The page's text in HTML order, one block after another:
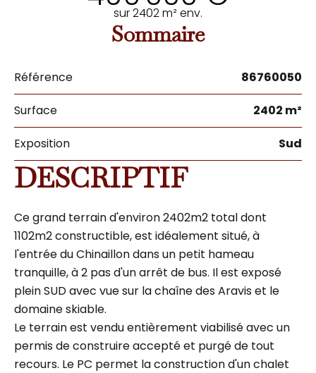
sur 2402 m² env.
Sommaire
Référence 86760050
Surface 2402 m²
Exposition Sud
DESCRIPTIF
Ce grand terrain d'environ 2402m2 total dont
1102m2 constructible, est idéalement situé, à
l'entrée du Chinaillon dans un petit hameau
tranquille, à 2 pas d'un arrêt de bus. Il est exposé
plein SUD avec vue sur la chaîne des Aravis et le
domaine skiable.
Le terrain est vendu entièrement viabilisé avec un
permis de construire accepté et purgé de tout
recours. Le PC permet la construction d'un chalet